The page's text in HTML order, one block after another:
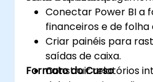
Conectar Power BI a
financeiros e de
Criar painéis para
saídas de caixa.
Construir relatórios
Formato do Curso